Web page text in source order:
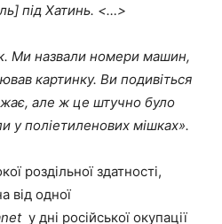
під Хатинь. <…>
Ми назвали номери машин,
картинку. Ви подивіться
але ж це штучно було
у поліетиленових мішках».
роздільної здатності,
від одної
у дні російської окупації